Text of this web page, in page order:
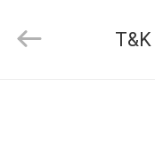
Accessories
Co.,Ltd.